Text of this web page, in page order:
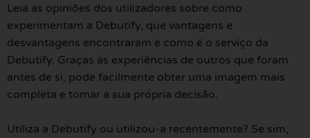
Leia as opiniões dos utilizadores sobre como
experimentam a Debutify, que vantagens e
desvantagens encontraram e como é o serviço da
Debutify. Graças às experiências de outros que foram
antes de si, pode facilmente obter uma imagem mais
completa e tomar a sua própria decisão.
Utiliza a Debutify ou utilizou-a recentemente? Se sim,